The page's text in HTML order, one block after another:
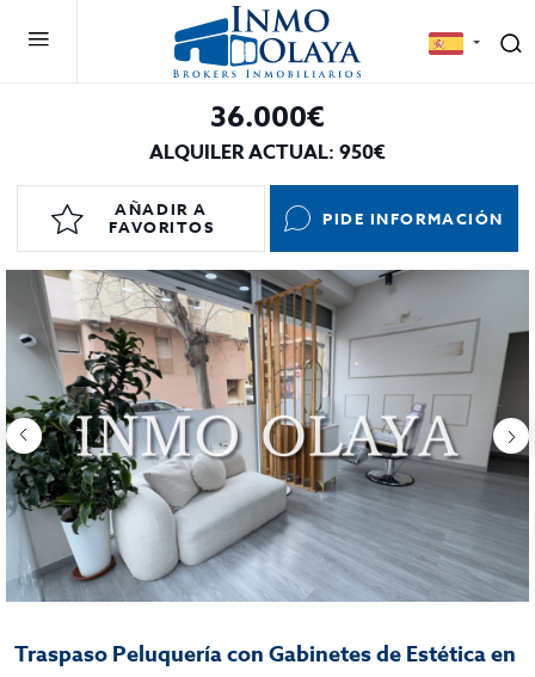
36.000€
ALQUILER ACTUAL: 950€
AÑADIR A
FAVORITOS
PIDE INFORMACIÓN
Traspaso Peluquería con Gabinetes de Estética en